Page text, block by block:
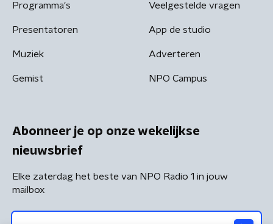
Programma's
Presentatoren
Muziek
Gemist
Veelgestelde vragen
App de studio
Adverteren
NPO Campus
Abonneer je op onze wekelijkse
nieuwsbrief
Elke zaterdag het beste van NPO Radio 1 in jouw
mailbox